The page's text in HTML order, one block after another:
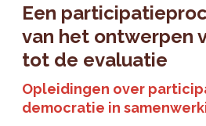
Een
van het ontwerpen
tot de evaluatie
Opleidingen over
democratie in